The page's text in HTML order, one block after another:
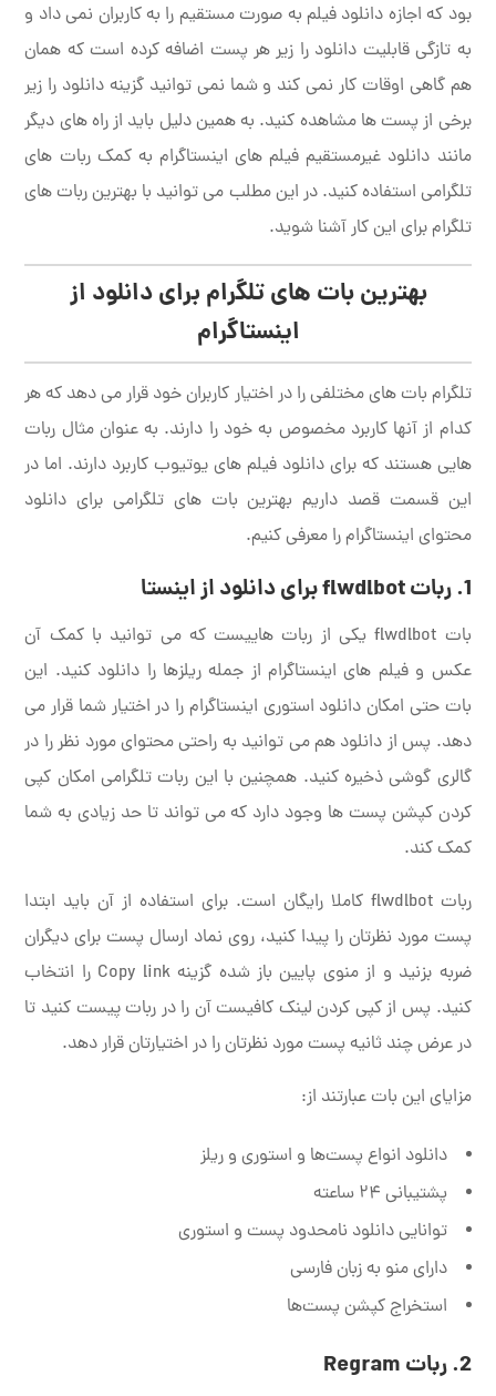
بود که اجازه دانلود فیلم به صورت مستقیم را به کاربران نمی داد و
به تازگی قابلیت دانلود را زیر هر پست اضافه کرده است که همان
هم گاهی اوقات کار نمی کند و شما نمی توانید گزینه دانلود را زیر
برخی از پست ها مشاهده کنید. به همین دلیل باید از راه های دیگر
مانند دانلود غیرمستقیم فیلم های اینستاگرام به کمک ربات های
تلگرامی استفاده کنید. در این مطلب می توانید با بهترین ربات های
تلگرام برای این کار آشنا شوید.
بهترین بات های تلگرام برای دانلود از
اینستاگرام
تلگرام بات های مختلفی را در اختیار کاربران خود قرار می دهد که هر
کدام از آنها کاربرد مخصوص به خود را دارند. به عنوان مثال ربات
هایی هستند که برای دانلود فیلم های یوتیوب کاربرد دارند. اما در
این قسمت قصد داریم بهترین بات های تلگرامی برای دانلود
محتوای اینستاگرام را معرفی کنیم.
1. ربات flwdlbotبرای دانلود از اینستا
بات flwdlbot یکی از ربات هاییست که می توانید با کمک آن
عکس و فیلم های اینستاگرام از جمله ریلزها را دانلود کنید. این
بات حتی امکان دانلود استوری اینستاگرام را در اختیار شما قرار می
دهد. پس از دانلود هم می توانید به راحتی محتوای مورد نظر را در
گالری گوشی ذخیره کنید. همچنین با این ربات تلگرامی امکان کپی
کردن کپشن پست ها وجود دارد که می تواند تا حد زیادی به شما
کمک کند.
ربات flwdlbot کاملا رایگان است. برای استفاده از آن باید ابتدا
پست مورد نظرتان را پیدا کنید، روی نماد ارسال پست برای دیگران
ضربه بزنید و از منوی پایین باز شده گزینه Copy link را انتخاب
کنید. پس از کپی کردن لینک کافیست آن را در ربات پیست کنید تا
در عرض چند ثانیه پست مورد نظرتان را در اختیارتان قرار دهد.
مزایای این بات عبارتند از:
دانلود انواع پست‌ها و استوری و ریلز
پشتیبانی ۲۴ ساعته
توانایی دانلود نامحدود پست و استوری
دارای منو به زبان فارسی
استخراج کپشن پست‌ها
2. ربات Regram